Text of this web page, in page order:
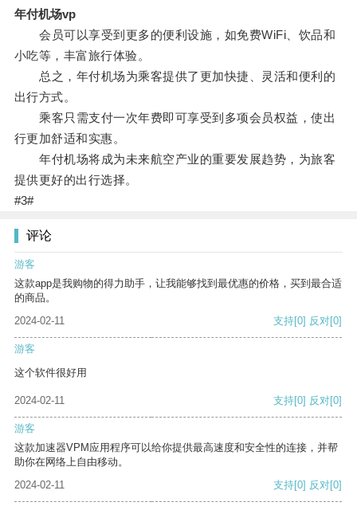
年付机场vp
会员可以享受到更多的便利设施，如免费WiFi、饮品和
小吃等，丰富旅行体验。
总之，年付机场为乘客提供了更加快捷、灵活和便利的
出行方式。
乘客只需支付一次年费即可享受到多项会员权益，使出
行更加舒适和实惠。
年付机场将成为未来航空产业的重要发展趋势，为旅客
提供更好的出行选择。
#3#
评论
游客
这款app是我购物的得力助手，让我能够找到最优惠的价格，买到最合适
的商品。
2024-02-11
支持[0] 反对[0]
游客
这个软件很好用
2024-02-11 支持[0] 反对[0]
游客
这款加速器VPM应用程序可以给你提供最高速度和安全性的连接，并帮
助你在网络上自由移动。
2024-02-11
支持[0] 反对[0]